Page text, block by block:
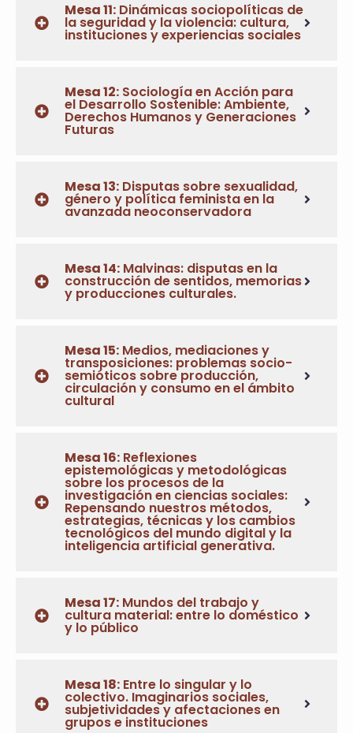
Mesa 11: Dinámicas sociopolíticas de
la seguridad y la violencia: cultura,
instituciones y experiencias sociales
Mesa 12: Sociología en Acción para
el Desarrollo Sostenible: Ambiente,
Derechos Humanos y Generaciones
Futuras
Mesa 13: Disputas sobre sexualidad,
género y política feminista en la
avanzada neoconservadora
Mesa 14: Malvinas: disputas en la
construcción de sentidos, memorias
y producciones culturales.
Mesa 15: Medios, mediaciones y
transposiciones: problemas socio-
semióticos sobre producción,
circulación y consumo en el ámbito
cultural
Mesa 16: Reflexiones
epistemológicas y metodológicas
sobre los procesos de la
investigación en ciencias sociales:
Repensando nuestros métodos,
estrategias, técnicas y los cambios
tecnológicos del mundo digital y la
inteligencia artificial generativa.
Mesa 17: Mundos del trabajo y
cultura material: entre lo doméstico
y lo público
Mesa 18: Entre lo singular y lo
colectivo. Imaginarios sociales,
subjetividades y afectaciones en
grupos e instituciones